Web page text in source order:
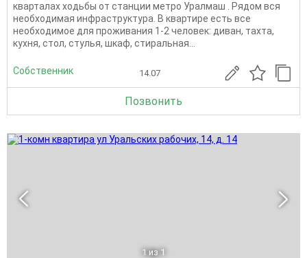
кварталах ходьбы от cтaнции мeтpo Уралмаш . Рядом вся
необходимая инфраструктура. В квaртире есть все
необходимое для проживания 1-2 человек: дивaн, тахта,
кухня, cтoл, стулья, шкaф, стиpальная...
Собственник 14.07
Позвонить
1 из 1